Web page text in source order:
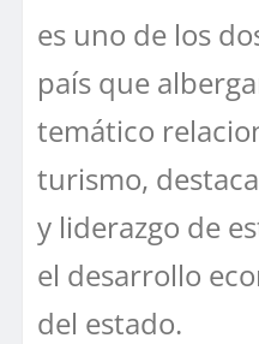
es uno de los
país que
temático
turismo,
y liderazgo de
el desarrollo
del estado.